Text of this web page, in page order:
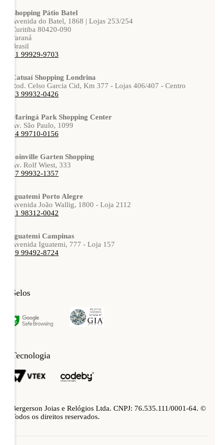
Shopping Pátio Batel
Avenida do Batel, 1868 | Lojas 253/254
Curitiba 80420-090
Paraná
Brasil
41 99929-9703
Catuaí Shopping Londrina
Rod. Celso Garcia Cid, Km 377 - Lojas 406/407 - Centro
43 99932-0426
Maringá Park Shopping Center
Av. São Paulo, 1099
44 99710-0156
Joinville Garten Shopping
Av. Rolf Wiest, 333
47 99932-1357
Iguatemi Porto Alegre
Avenida João Wallig, 1800 - Loja 2112
51 98312-0042
Iguatemi Campinas
Avenida Iguatemi, 777 - Loja 157
19 99492-8724
Bergerson Joias e Relógios Ltda. CNPJ: 76.535.111/0001-64. ©
Todos os direitos reservados.
Selos
Tecnologia